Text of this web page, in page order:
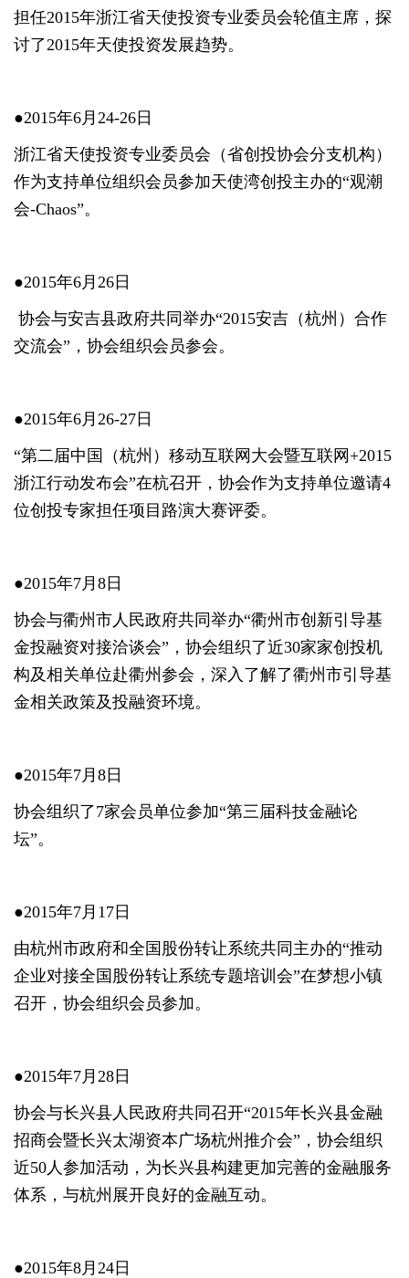
担任2015年浙江省天使投资专业委员会轮值主席，探
讨了2015年天使投资发展趋势。
●2015年6月24-26日
浙江省天使投资专业委员会（省创投协会分支机构）
作为支持单位组织会员参加天使湾创投主办的“观潮
会-Chaos”。
●2015年6月26日
协会与安吉县政府共同举办“2015安吉（杭州）合作
交流会”，协会组织会员参会。
●2015年6月26-27日
“第二届中国（杭州）移动互联网大会暨互联网+2015
浙江行动发布会”在杭召开，协会作为支持单位邀请4
位创投专家担任项目路演大赛评委。
●2015年7月8日
协会与衢州市人民政府共同举办“衢州市创新引导基
金投融资对接洽谈会”，协会组织了近30家家创投机
构及相关单位赴衢州参会，深入了解了衢州市引导基
金相关政策及投融资环境。
●2015年7月8日
协会组织了7家会员单位参加“第三届科技金融论
坛”。
●2015年7月17日
由杭州市政府和全国股份转让系统共同主办的“推动
企业对接全国股份转让系统专题培训会”在梦想小镇
召开，协会组织会员参加。
●2015年7月28日
协会与长兴县人民政府共同召开“2015年长兴县金融
招商会暨长兴太湖资本广场杭州推介会”，协会组织
近50人参加活动，为长兴县构建更加完善的金融服务
体系，与杭州展开良好的金融互动。
●2015年8月24日